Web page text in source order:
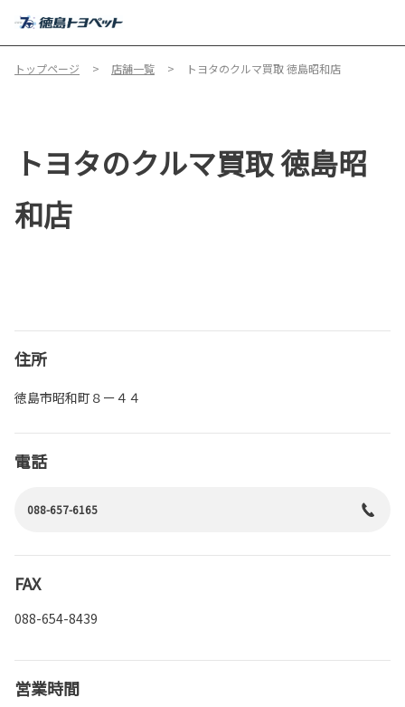
トップページ 店舗一覧 トヨタのクルマ買取 徳島昭和店
トヨタのクルマ買取 徳島昭
和店
住所
徳島市昭和町８ー４４
電話
088-657-6165
FAX
088-654-8439
営業時間